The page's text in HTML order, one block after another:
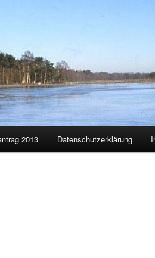
2013 Datenschutzerklärung